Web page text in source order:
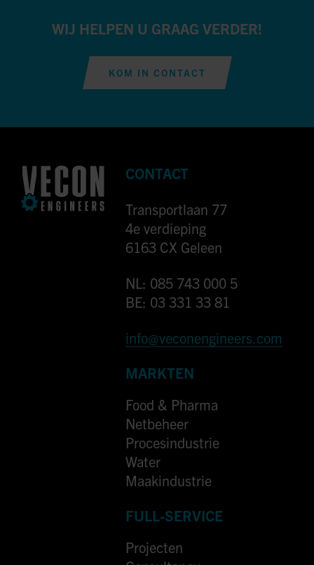
WIJ HELPEN U GRAAG VERDER!
KOM IN CONTACT
CONTACT
Transportlaan 77
4e verdieping
6163 CX Geleen
NL: 085 743 000 5
BE: 03 331 33 81
info@veconengineers.com
MARKTEN
Food & Pharma
Netbeheer
Procesindustrie
Water
Maakindustrie
FULL-SERVICE
Projecten